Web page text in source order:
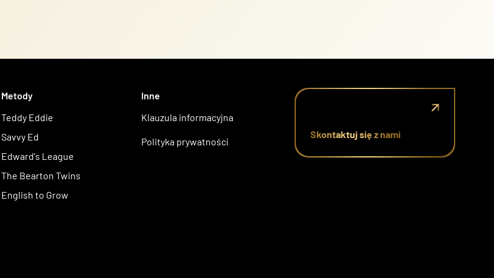
Metody
Teddy Eddie
Savvy Ed
Edward's League
The Bearton Twins
English to Grow
Inne
Klauzula informacyjna
Polityka prywatności
Skontaktuj się z nami